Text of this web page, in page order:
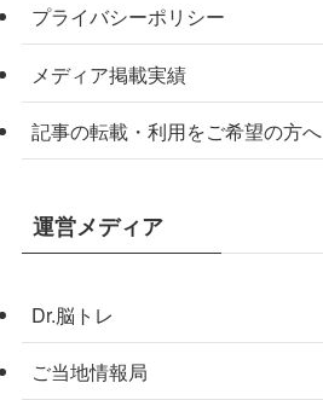
プライバシーポリシー
メディア掲載実績
記事の転載・利用をご希望の方へ
運営メディア
Dr.脳トレ
ご当地情報局